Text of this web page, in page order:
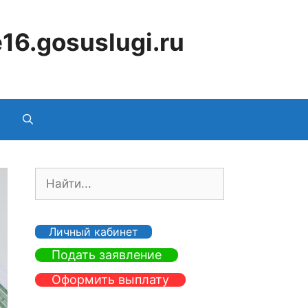
с
к
:
Личный кабинет
Подать заявление
Оформить выплату